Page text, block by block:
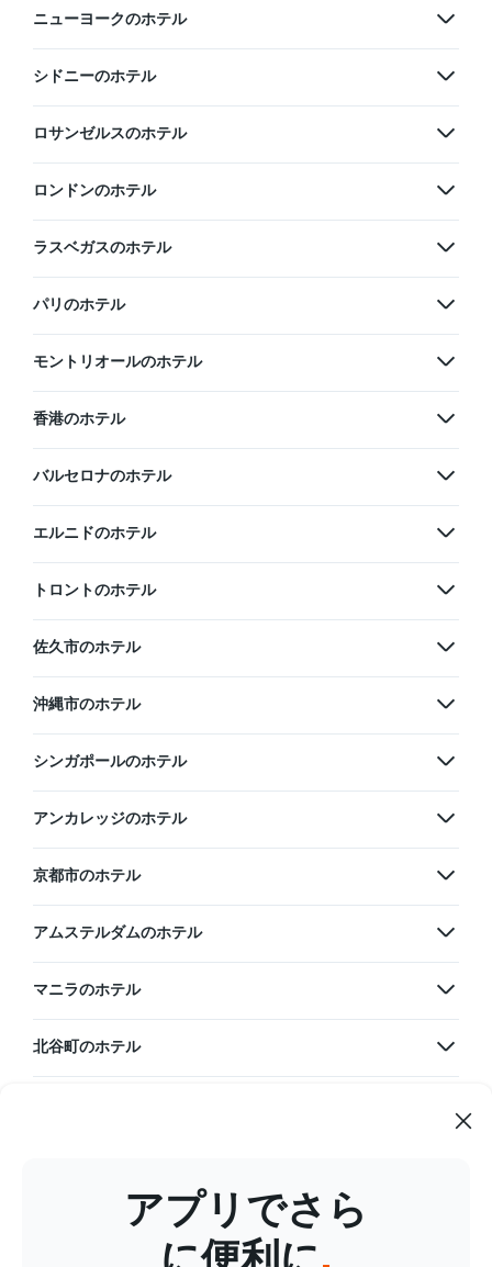
ニューヨークのホテル
シドニーのホテル
ロサンゼルスのホテル
ロンドンのホテル
ラスベガスのホテル
パリのホテル
モントリオールのホテル
香港のホテル
バルセロナのホテル
エルニドのホテル
トロントのホテル
佐久市のホテル
沖縄市のホテル
シンガポールのホテル
アンカレッジのホテル
京都市のホテル
アムステルダムのホテル
マニラのホテル
北谷町のホテル
アプリでさら
に便利に.